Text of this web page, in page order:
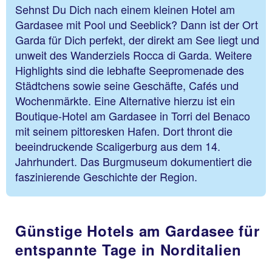
Sehnst Du Dich nach einem kleinen Hotel am
Gardasee mit Pool und Seeblick? Dann ist der Ort
Garda für Dich perfekt, der direkt am See liegt und
unweit des Wanderziels Rocca di Garda. Weitere
Highlights sind die lebhafte Seepromenade des
Städtchens sowie seine Geschäfte, Cafés und
Wochenmärkte. Eine Alternative hierzu ist ein
Boutique-Hotel am Gardasee in Torri del Benaco
mit seinem pittoresken Hafen. Dort thront die
beeindruckende Scaligerburg aus dem 14.
Jahrhundert. Das Burgmuseum dokumentiert die
faszinierende Geschichte der Region.
Günstige Hotels am Gardasee für
entspannte Tage in Norditalien